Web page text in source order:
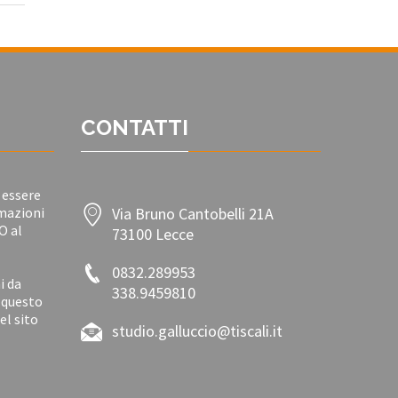
al
da
sito
CONTATTI
Via Bruno Cantobelli 21A
73100 Lecce
0832.289953
338.9459810
studio.galluccio@tiscali.it